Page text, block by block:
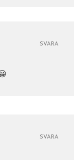
SVARA
SVARA